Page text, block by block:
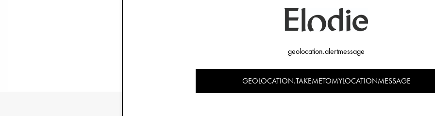
geolocation.alertmessage
GEOLOCATION.TAKEMETOMYLOCATIONMESSAGE